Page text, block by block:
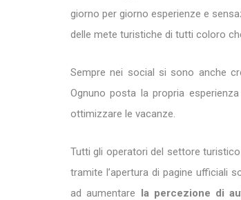
giorno per giorno esperienze e
delle mete turistiche di tutti coloro
Sempre nei social si sono anche
Ognuno posta la propria
ottimizzare le vacanze.
Tutti gli operatori del settore
tramite l’apertura di pagine ufficiali
ad aumentare la percezione di